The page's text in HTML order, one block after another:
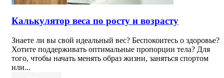
Калькулятор веса по росту и возрасту
Знаете ли вы свой идеальный вес? Беспокоитесь о здоровье?
Хотите поддерживать оптимальные пропорции тела? Для
того, чтобы начать менять образ жизни, заняться спортом
или...